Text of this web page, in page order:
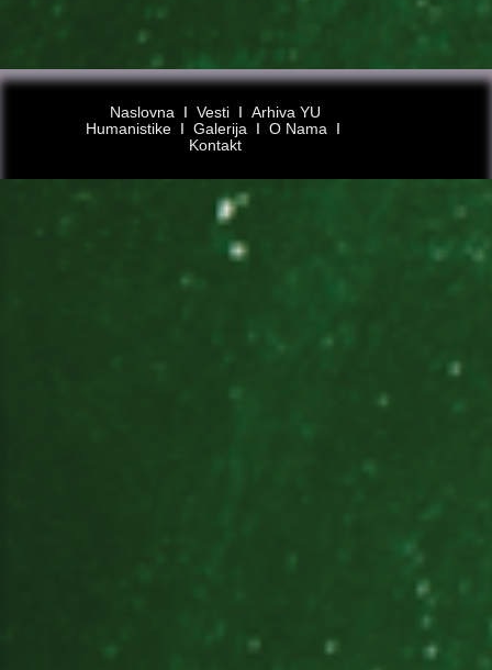
Naslovna Ι Vesti Ι Arhiva YU
Humanistike Ι Galerija Ι O Nama
Ι
Kontakt